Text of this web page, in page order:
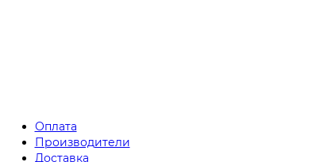
Оплата
Производители
Доставка